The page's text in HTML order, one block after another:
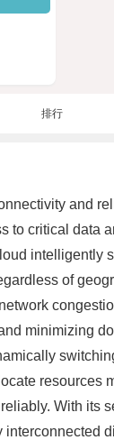
排行
and
to critical data
intelligently
of
minimizing
resources
With its